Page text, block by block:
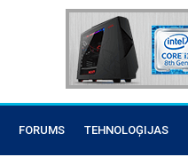
FORUMS TEHNOLOĢIJAS